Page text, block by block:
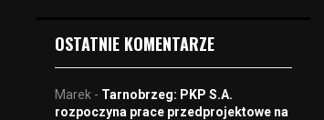
e
o
OSTATNIE KOMENTARZE
Marek - Tarnobrzeg: PKP S.A.
rozpoczyna prace przedprojektowe na